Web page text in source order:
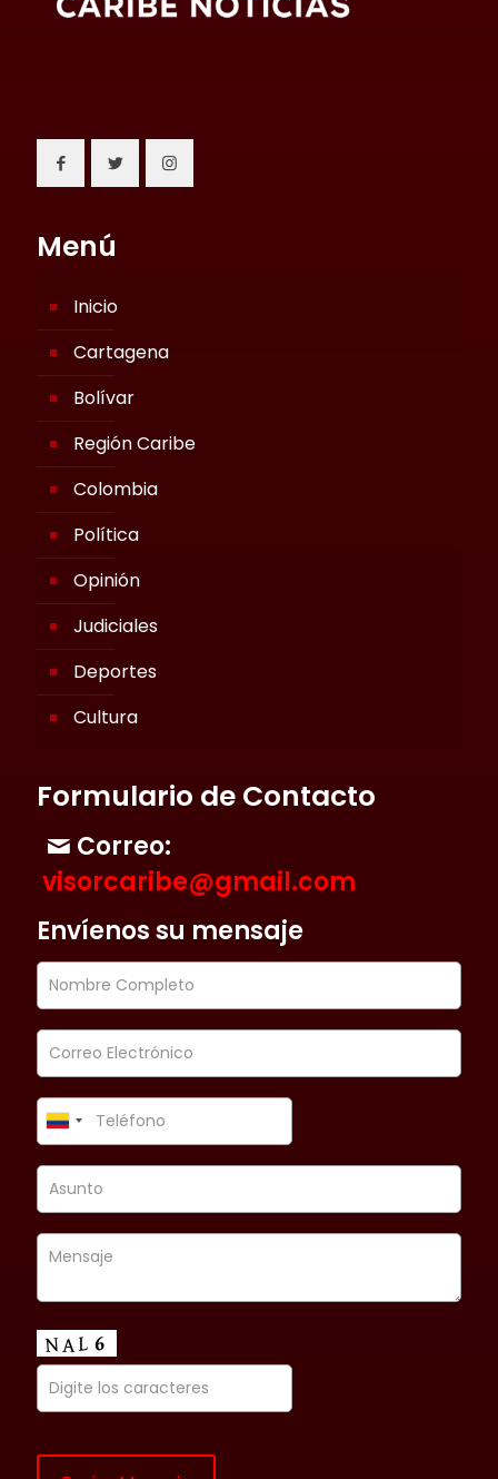
Menú
Inicio
Cartagena
Bolívar
Región Caribe
Colombia
Política
Opinión
Judiciales
Deportes
Cultura
Formulario de Contacto
Correo:
visorcaribe@gmail.com
Envíenos su mensaje